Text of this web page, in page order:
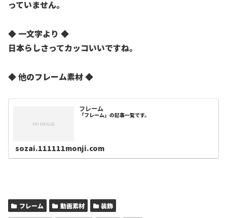
っていません。
◆ 一文字より ◆
日本らしさってカッコいいですね。
◆ 他のフレーム素材 ◆
フレーム
「フレーム」の記事一覧です。
sozai.111111monji.com
フレーム 動画素材 装飾